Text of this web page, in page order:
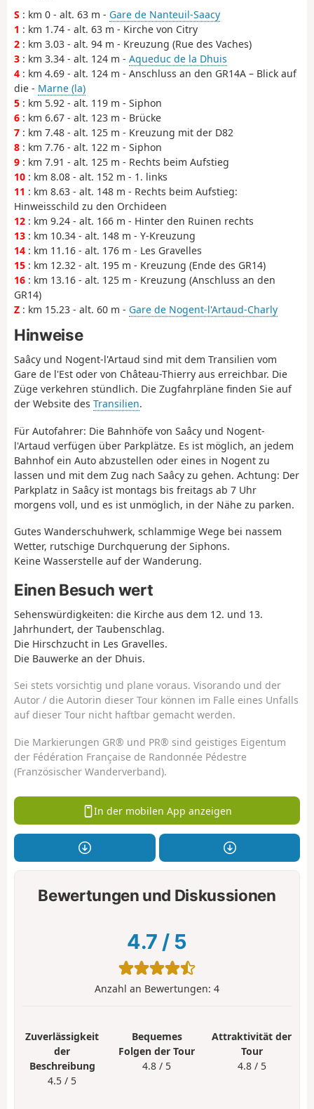
S : km 0 - alt. 63 m - Gare de Nanteuil-Saacy
1 : km 1.74 - alt. 63 m - Kirche von Citry
2 : km 3.03 - alt. 94 m - Kreuzung (Rue des Vaches)
3 : km 3.34 - alt. 124 m - Aqueduc de la Dhuis
4 : km 4.69 - alt. 124 m - Anschluss an den GR14A – Blick auf
die - Marne (la)
5 : km 5.92 - alt. 119 m - Siphon
6 : km 6.67 - alt. 123 m - Brücke
7 : km 7.48 - alt. 125 m - Kreuzung mit der D82
8 : km 7.76 - alt. 122 m - Siphon
9 : km 7.91 - alt. 125 m - Rechts beim Aufstieg
10 : km 8.08 - alt. 152 m - 1. links
11 : km 8.63 - alt. 148 m - Rechts beim Aufstieg:
Hinweisschild zu den Orchideen
12 : km 9.24 - alt. 166 m - Hinter den Ruinen rechts
13 : km 10.34 - alt. 148 m - Y-Kreuzung
14 : km 11.16 - alt. 176 m - Les Gravelles
15 : km 12.32 - alt. 195 m - Kreuzung (Ende des GR14)
16 : km 13.16 - alt. 125 m - Kreuzung (Anschluss an den
GR14)
Z : km 15.23 - alt. 60 m - Gare de Nogent-l'Artaud-Charly
Hinweise
Saâcy und Nogent-l'Artaud sind mit dem Transilien vom
Gare de l'Est oder von Château-Thierry aus erreichbar. Die
Züge verkehren stündlich. Die Zugfahrpläne finden Sie auf
der Website des Transilien.
Für Autofahrer: Die Bahnhöfe von Saâcy und Nogent-
l'Artaud verfügen über Parkplätze. Es ist möglich, an jedem
Bahnhof ein Auto abzustellen oder eines in Nogent zu
lassen und mit dem Zug nach Saâcy zu gehen. Achtung: Der
Parkplatz in Saâcy ist montags bis freitags ab 7 Uhr
morgens voll, und es ist unmöglich, in der Nähe zu parken.
Gutes Wanderschuhwerk, schlammige Wege bei nassem
Wetter, rutschige Durchquerung der Siphons.
Keine Wasserstelle auf der Wanderung.
Einen Besuch wert
Sehenswürdigkeiten: die Kirche aus dem 12. und 13.
Jahrhundert, der Taubenschlag.
Die Hirschzucht in Les Gravelles.
Die Bauwerke an der Dhuis.
Sei stets vorsichtig und plane voraus. Visorando und der
Autor / die Autorin dieser Tour können im Falle eines Unfalls
auf dieser Tour nicht haftbar gemacht werden.
Die Markierungen GR® und PR® sind geistiges Eigentum
der Fédération Française de Randonnée Pédestre
(Französischer Wanderverband).
In der mobilen App anzeigen
Bewertungen und Diskussionen
4.7 / 5
Anzahl an Bewertungen: 4
Zuverlässigkeit
der
Beschreibung
4.5 / 5
Bequemes
Folgen der Tour
4.8 / 5
Attraktivität der
Tour
4.8 / 5